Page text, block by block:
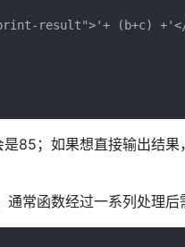
result">'+ (b+c)
85；如果想直接输出结
常函数经过一系列处理